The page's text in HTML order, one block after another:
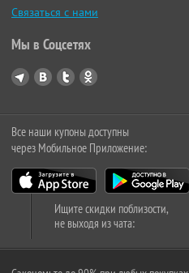
Связаться с нами
Мы в Соцсетях
Все наши купоны доступны
через Мобильное Приложение:
Ищите скидки поблизости,
не выходя из чата: